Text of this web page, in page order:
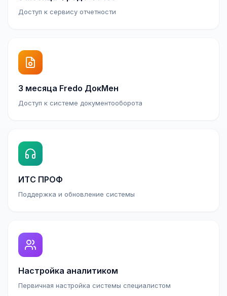
Доступ к сервису отчетности
3 месяца Fredo ДокМен
Доступ к системе документооборота
ИТС ПРОФ
Поддержка и обновление системы
Настройка аналитиком
Первичная настройка системы специалистом